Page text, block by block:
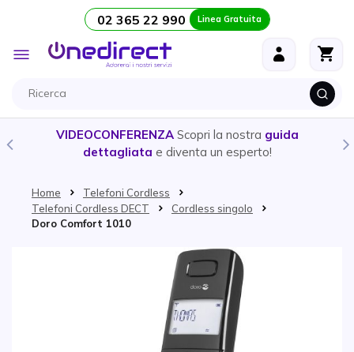
Salta al contenuto 02 365 22 990 Linea Gratuita
Toggle
Nav
VIDEOCONFERENZA Scopri la nostra guida
dettagliata e diventa un esperto!
Home
Telefoni Cordless
Telefoni Cordless DECT
Cordless singolo
Doro Comfort 1010
Vai alla fine della galleria di immagini